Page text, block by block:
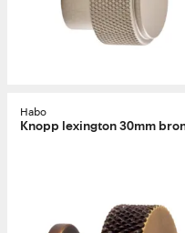
Habo
Knopp lexington 30mm